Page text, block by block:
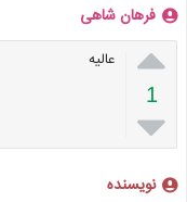
فرهان شاهی

1

عالیه
نویسنده